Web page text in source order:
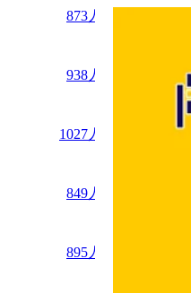
873人读过
938人读过
1027人读过
849人读过
895人读过